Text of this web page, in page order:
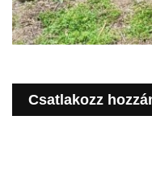
Csatlakozz